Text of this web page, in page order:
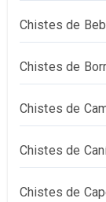
Chistes de
Chistes de
Chistes de
Chistes de
Chistes de